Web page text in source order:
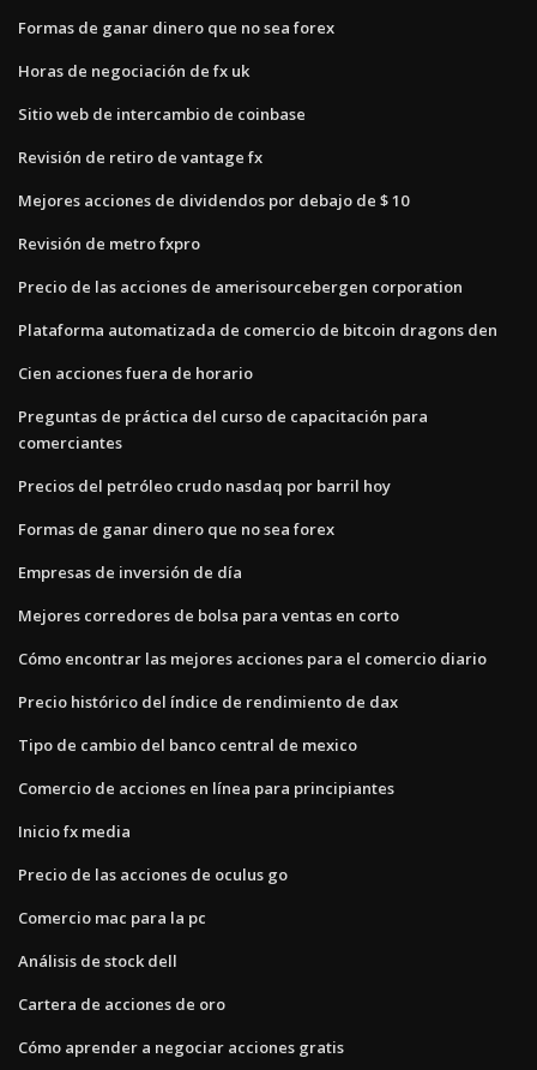
Formas de ganar dinero que no sea forex
Horas de negociación de fx uk
Sitio web de intercambio de coinbase
Revisión de retiro de vantage fx
Mejores acciones de dividendos por debajo de $ 10
Revisión de metro fxpro
Precio de las acciones de amerisourcebergen corporation
Plataforma automatizada de comercio de bitcoin dragons den
Cien acciones fuera de horario
Preguntas de práctica del curso de capacitación para
comerciantes
Precios del petróleo crudo nasdaq por barril hoy
Formas de ganar dinero que no sea forex
Empresas de inversión de día
Mejores corredores de bolsa para ventas en corto
Cómo encontrar las mejores acciones para el comercio diario
Precio histórico del índice de rendimiento de dax
Tipo de cambio del banco central de mexico
Comercio de acciones en línea para principiantes
Inicio fx media
Precio de las acciones de oculus go
Comercio mac para la pc
Análisis de stock dell
Cartera de acciones de oro
Cómo aprender a negociar acciones gratis